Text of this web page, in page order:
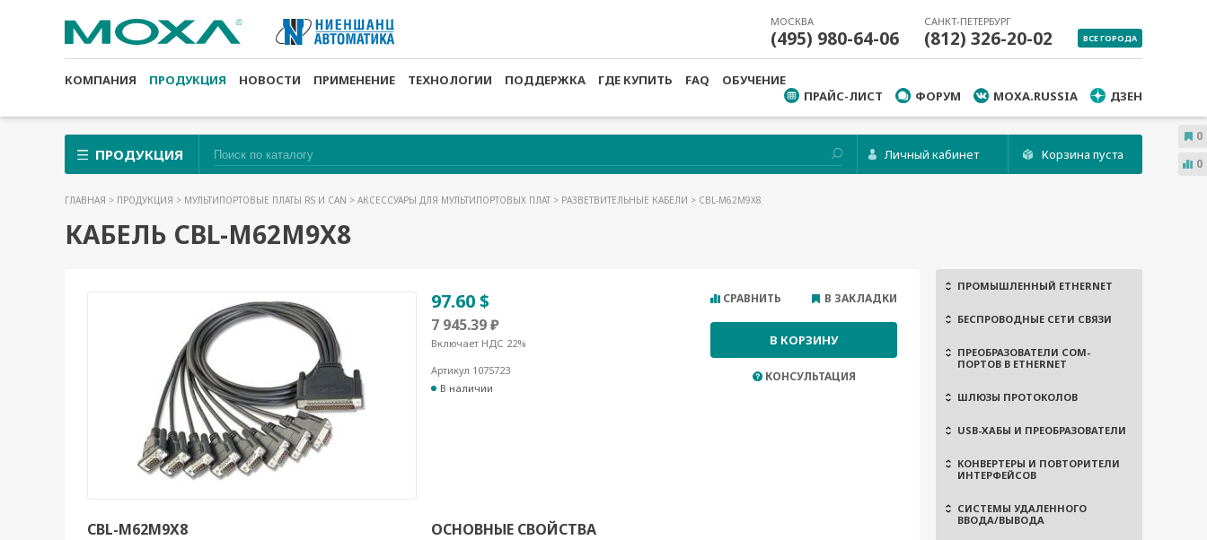
МОСКВА
(495) 980-64-06
САНКТ-ПЕТЕРБУРГ
(812) 326-20-02 ВСЕ ГОРОДА
КОМПАНИЯ ПРОДУКЦИЯ НОВОСТИ ПРИМЕНЕНИЕ ТЕХНОЛОГИИ ПОДДЕРЖКА ГДЕ КУПИТЬ FAQ
ОБУЧЕНИЕ
ПРАЙС-ЛИСТ
ФОРУМ MOXA.RUSSIA ДЗЕН
ПРОДУКЦИЯ Личный кабинет Корзина пуста
ГЛАВНАЯ > ПРОДУКЦИЯ > МУЛЬТИПОРТОВЫЕ ПЛАТЫ RS И CAN > АКСЕССУАРЫ ДЛЯ МУЛЬТИПОРТОВЫХ ПЛАТ > РАЗВЕТВИТЕЛЬНЫЕ КАБЕЛИ > CBL-M62M9X8
КАБЕЛЬ CBL-M62M9X8
ПРОМЫШЛЕННЫЙ ETHERNET
БЕСПРОВОДНЫЕ СЕТИ СВЯЗИ
ПРЕОБРАЗОВАТЕЛИ COM-
ПОРТОВ В ETHERNET
ШЛЮЗЫ ПРОТОКОЛОВ
USB-ХАБЫ И ПРЕОБРАЗОВАТЕЛИ
КОНВЕРТЕРЫ И ПОВТОРИТЕЛИ
ИНТЕРФЕЙСОВ
СИСТЕМЫ УДАЛЕННОГО
ВВОДА/ВЫВОДА
97.60 $
7 945.39 ₽
Включает НДС 22%
Артикул 1075723
В наличии
СРАВНИТЬ В ЗАКЛАДКИ
В КОРЗИНУ
КОНСУЛЬТАЦИЯ
CBL-M62M9X8 ОСНОВНЫЕ СВОЙСТВА
0
0